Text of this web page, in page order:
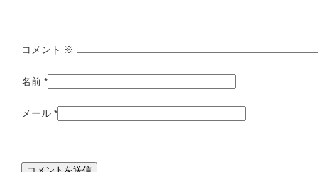
コメント ※
名前 *
メール *